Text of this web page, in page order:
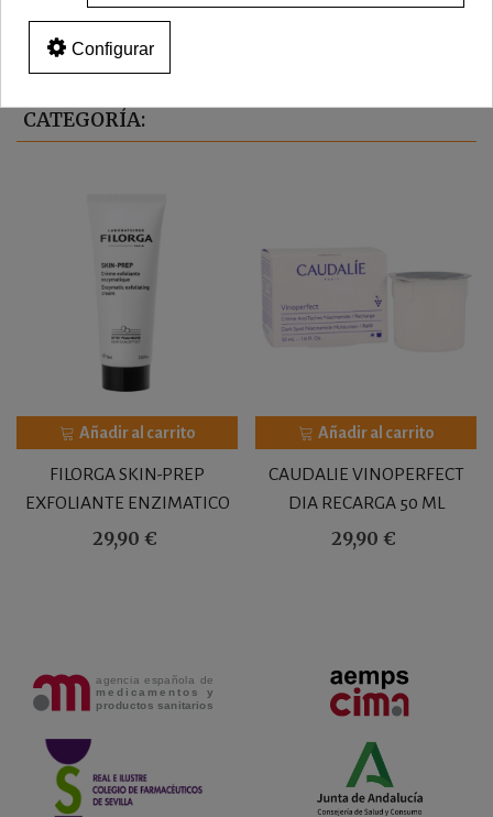
CATEGORÍA:
Añadir al carrito
FILORGA SKIN-PREP
EXFOLIANTE ENZIMATICO
75ML
29,90 €
Añadir al carrito
CAUDALIE VINOPERFECT
DIA RECARGA 50 ML
29,90 €
Configurar